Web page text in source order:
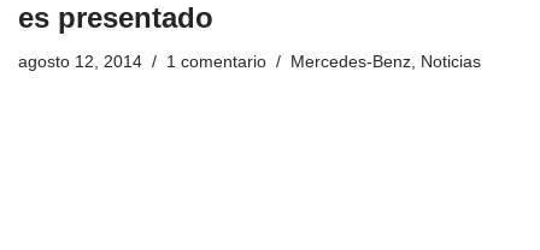
es presentado
agosto 12, 2014 1 comentario Mercedes-Benz, Noticias